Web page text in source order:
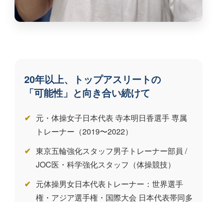
20年以上、トップアスリートの
「可能性」と向き合い続けて
元・体操女子日本代表 寺本明日香選手 専属
トレーナー（2019〜2022）
東京五輪強化スタッフ男子トレーナー部員 /
JOC医・科学強化スタッフ（体操競技）
元体操男女日本代表トレーナー：世界選手
権・アジア選手権・国際大会 日本代表帯同多